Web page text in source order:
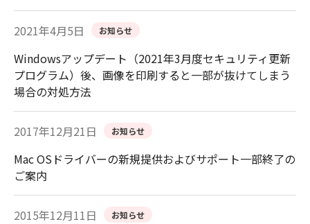
2021年4月5日 お知らせ
Windowsアップデート（2021年3月度セキュリティ更新
プログラム）後、画像を印刷すると一部が抜けてしまう
場合の対処方法
2017年12月21日 お知らせ
Mac OSドライバーの新規提供およびサポート一部終了の
ご案内
2015年12月11日 お知らせ